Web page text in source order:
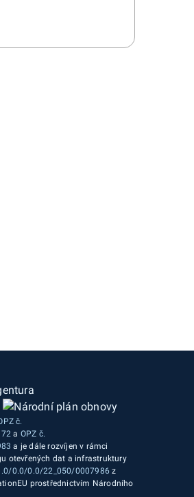
č.
a OPZ č.
a je dále rozvíjen v rámci
otevřených dat a infrastruktury
0.0/0.0/22_050/0007986 z
prostřednictvím Národního